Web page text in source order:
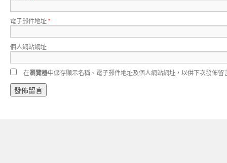
電子郵件地址*
個人網站網址
在瀏覽器中儲存顯示名稱、電子郵件地址及個人網站網址，以供下次發佈留